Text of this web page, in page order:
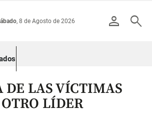
person search
, 8 de Agosto de 2026
DE LAS VÍCTIMAS
LÍDER